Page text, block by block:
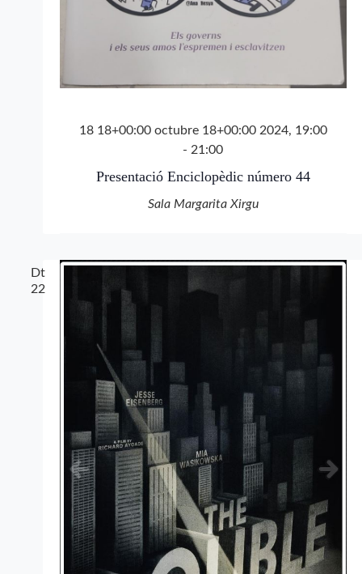
18 18+00:00 octubre 18+00:00 2024, 19:00
- 21:00
Presentació Enciclopèdic número 44
Sala Margarita Xirgu
Dt
22